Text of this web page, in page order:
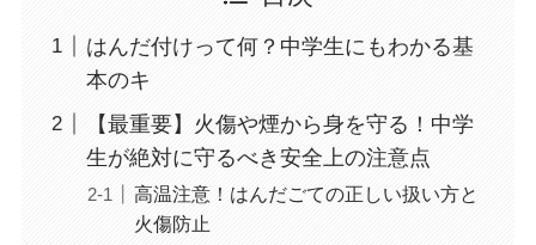
はんだ付けって何？中学生にもわかる基
本のキ
【最重要】火傷や煙から身を守る！中学
生が絶対に守るべき安全上の注意点
高温注意！はんだごての正しい扱い方と
火傷防止